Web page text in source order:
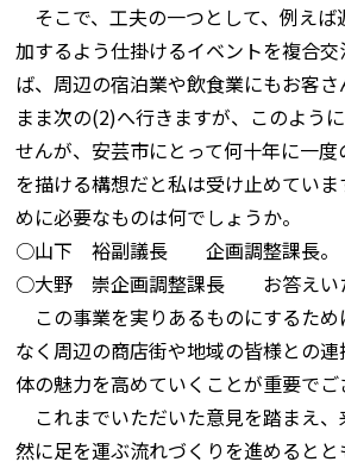
そこで、工夫の一つとして、例えば
加するよう仕掛けるイベントを複合
ば、周辺の宿泊業や飲食業にもお客
まま次の(2)へ行きますが、このよう
せんが、安芸市にとって何十年に一
を描ける構想だと私は受け止めてい
めに必要なものは何でしょうか。
○山下 裕副議長 企画調整課長。
○大野 崇企画調整課長 お答えいた
この事業を実りあるものにするた
なく周辺の商店街や地域の皆様との
体の魅力を高めていくことが重要でご
これまでいただいた意見を踏まえ、
然に足を運ぶ流れづくりを進めると